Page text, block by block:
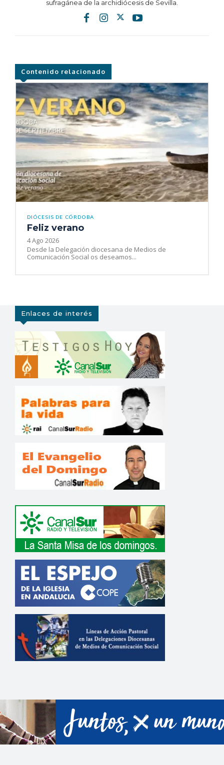
sufragánea de la archidiócesis de Sevilla.
Contenido relacionado
DIÓCESIS DE CÓRDOBA
Feliz verano
4 Ago 2026
Desde la Delegación diocesana de Medios de
Comunicación Social os deseamos...
Enlaces de interés